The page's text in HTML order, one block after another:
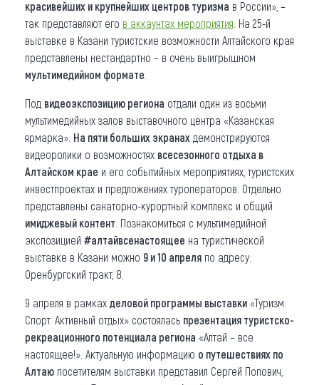
красивейших и крупнейших центров туризма в России», –
так представляют его в аккаунтах мероприятия . На 25-й
выставке в Казани туристские возможности Алтайского края
представлены нестандартно – в очень выигрышном
мультимедийном формате
Под видеоэкспозицию региона отдали один из восьми
мультимедийных залов выставочного центра «Казанская
ярмарка». На пяти больших экранах демонстрируются
видеоролики о возможностях всесезонного отдыха в
Алтайском крае и его событийных мероприятиях, туристских
инвестпроектах и предложениях туроператоров. Отдельно
представлены санаторно-курортный комплекс и общий
имиджевый контент . Познакомиться с мультимедийной
экспозицией #алтайвсенастоящее на туристической
выставке в Казани можно 9 и 10 апреля по адресу:
Оренбургский тракт, 8.
9 апреля в рамках деловой программы выставки «Туризм.
Спорт. Активный отдых» состоялась презентация туристско-
рекреационного потенциала региона «Алтай – все
настоящее!». Актуальную информацию о путешествиях по
Алтаю посетителям выставки представил Сергей Попович,